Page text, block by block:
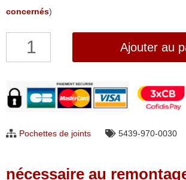
concernés)
quantité
de
joints
turbo
5439-
Ajouter au
Pochettes de joints 5439-970-0030
nécessaire au